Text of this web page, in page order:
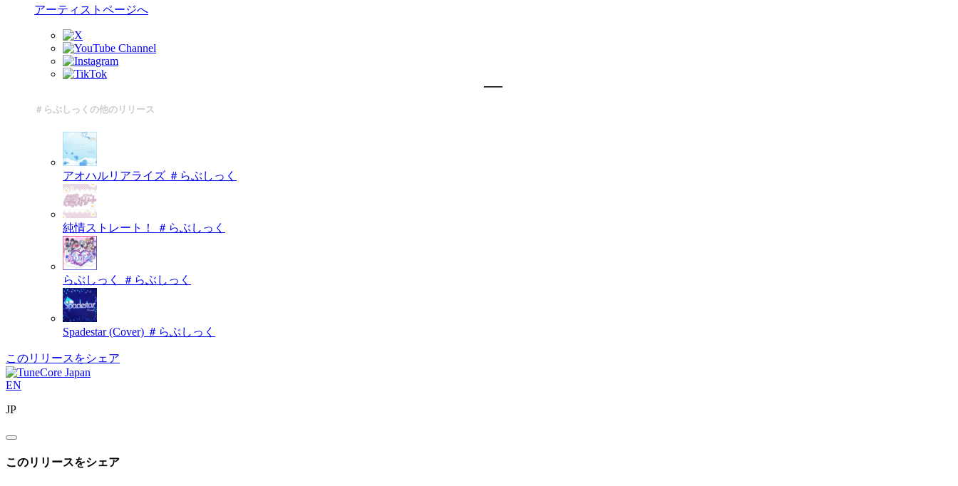
アーティストページへ
＃らぶしっくの他のリリース
アオハルリアライズ ＃らぶしっく
純情ストレート！ ＃らぶしっく
らぶしっく ＃らぶしっく
Spadestar (Cover) ＃らぶしっく
このリリースをシェア
EN
JP
このリリースをシェア